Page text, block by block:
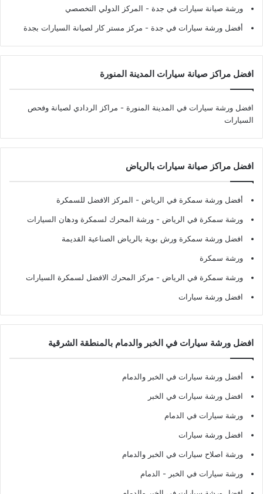
ورشة صيانة سيارات في جدة - المركز الدولي التخصصي
أفضل ورشة سيارات في جدة - مركز مستر كار لصيانة السيارات بجدة
افضل مراكز صيانة سيارات المدينة المنورة
افضل ورشة سيارات في المدينة المنورة - مراكز الردادي لصيانة وفحص
السيارات
افضل مراكز صيانة سيارات بالرياض
أفضل ورشة سمكرة في الرياض - المركز الافضل للسمكرة
ورشة سمكرة في الرياض - ورشة المحرك لسمكرة ودهان السيارات
افضل ورشة سمكرة ورش بوية بالرياض الصناعية القديمة
ورشة سمكرة
ورشة سمكرة في الرياض - مركز المحرك الافضل لسمكرة السيارات
افضل ورشة سيارات
افضل ورشة سيارات في الخبر والدمام بالمنطقة الشرقية
أفضل ورشة سيارات في الخبر والدمام
افضل ورشة سيارات في الخبر
ورشة سيارات في الدمام
افضل ورشة سيارات
ورشة اصلاح سيارات في الخبر والدمام
ورشة سيارات في الخبر - الدمام